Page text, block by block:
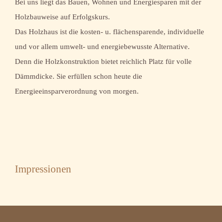
Bei uns liegt das Bauen, Wohnen und Energiesparen mit der
Holzbauweise auf Erfolgskurs.
Das Holzhaus ist die kosten- u. flächensparende, individuelle
und vor allem umwelt- und energiebewusste Alternative.
Denn die Holzkonstruktion bietet reichlich Platz für volle
Dämmdicke. Sie erfüllen schon heute die
Energieeinsparverordnung von morgen.
Impressionen